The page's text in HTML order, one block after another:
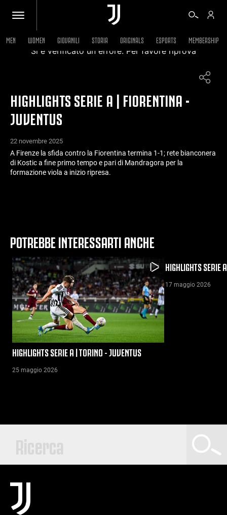
SHOP
BIANCONERI
VIDEO
MEN WOMEN GIOVANILI STORIA ORIGINALS ESPORTS MEMBERSHIP
Si è verificato un errore. Per favore riprova
HIGHLIGHTS SERIE A | FIORENTINA -
JUVENTUS
22 novembre 2025
A Firenze la sfida contro la Fiorentina termina 1-1; rete bianconera
di Kostic a fine primo tempo e pari di Mandragora per la
formazione viola a inizio ripresa.
POTREBBE INTERESSARTI ANCHE
HIGHLIGHTS SERIE A | TORINO - JUVENTUS
25 maggio 2026
HIGHLIGHTS SERIE
17 maggio 2026